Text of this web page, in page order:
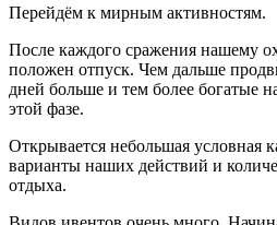
Перейдём к мирным активностям.
После каждого сражения нашему
положен отпуск. Чем дальше
дней больше и тем более богатые
этой фазе.
Открывается небольшая условная
варианты наших действий и
отдыха.